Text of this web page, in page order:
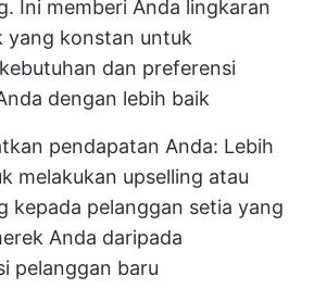
Ini memberi Anda lingkaran
yang konstan untuk
dan preferensi
dengan lebih baik
pendapatan Anda: Lebih
melakukan upselling atau
kepada pelanggan setia yang
Anda daripada
pelanggan baru